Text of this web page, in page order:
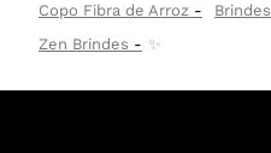
Copo Fibra de Arroz
Zen Brindes
✨